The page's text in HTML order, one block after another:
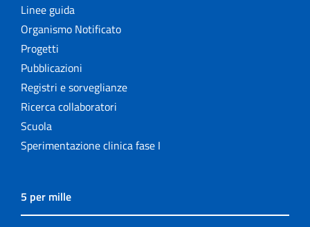
Linee guida
Organismo Notificato
Progetti
Pubblicazioni
Registri e sorveglianze
Ricerca collaboratori
Scuola
Sperimentazione clinica fase I
5 per mille